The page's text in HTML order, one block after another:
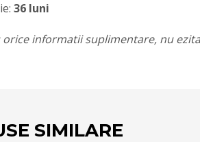
36 luni
orice informatii suplimentare, nu
SIMILARE